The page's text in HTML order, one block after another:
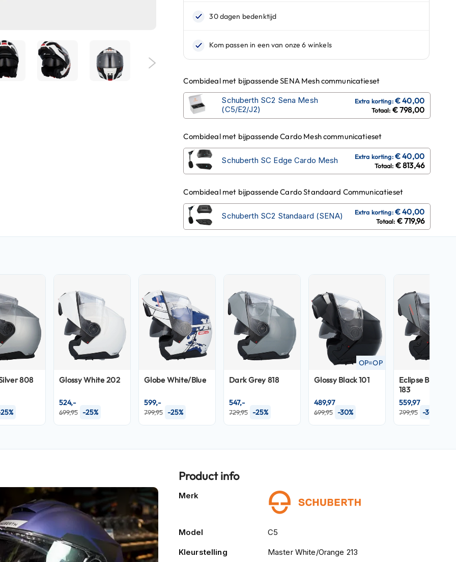
Combideal met bijpassende SENA Mesh communicatieset
Schuberth SC2 Sena Mesh
(C5/E2/J2)
€ 798,00
Combideal met bijpassende Cardo Mesh communicatieset
Schuberth SC Edge Cardo Mesh
€ 813,46
Combideal met bijpassende Cardo Standaard Communicatieset
Schuberth SC2 Standaard (SENA)
€ 719,96
808 Glossy White 202
699,95 -25%
524,-
Globe White/Blue
799,95 -25%
599,-
Dark Grey 818
729,95 -25%
547,-
OP=OP
Glossy Black 101
699,95 -30%
489,97
Eclipse Black/
183
799,95 -30%
559,97
Product info
Meer
Merk
Model C5
Kleurstelling Master White/Orange 213